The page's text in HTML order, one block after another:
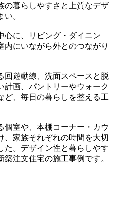
の暮らしやすさと上質なデザ
。
心に、リビング・ダイニン
にいながら外とのつながり
回遊動線、洗面スペースと脱
計画、パントリーやウォーク
ど、毎日の暮らしを整える工
個室や、本棚コーナー・カウ
、家族それぞれの時間を大切
た。デザイン性と暮らしやす
注文住宅の施工事例です。